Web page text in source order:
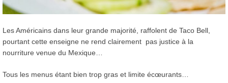
Les Américains dans leur grande majorité, raffolent de Taco Bell,
pourtant cette enseigne ne rend clairement pas justice à la
nourriture venue du Mexique…
Tous les menus étant bien trop gras et limite écœurants…